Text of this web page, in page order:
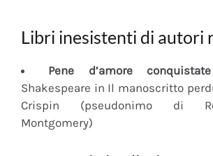
Libri inesistenti di autori
Pene d’amore conquistate
Shakespeare in Il manoscritto
Crispin (pseudonimo di
Montgomery)